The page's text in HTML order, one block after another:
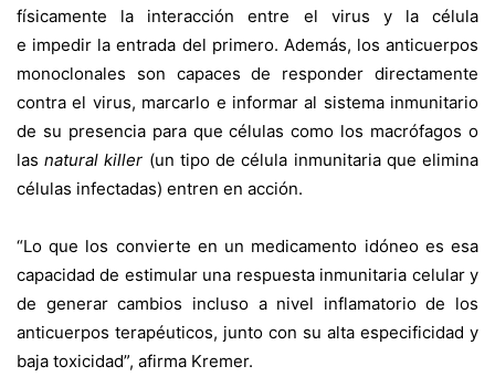
físicamente la interacción entre el virus y la célula
e impedir la entrada del primero. Además, los anticuerpos
monoclonales son capaces de responder directamente
contra el virus, marcarlo e informar al sistema inmunitario
de su presencia para que células como los macrófagos o
las natural killer (un tipo de célula inmunitaria que elimina
células infectadas) entren en acción.
“Lo que los convierte en un medicamento idóneo es esa
capacidad de estimular una respuesta inmunitaria celular y
de generar cambios incluso a nivel inflamatorio de los
anticuerpos terapéuticos, junto con su alta especificidad y
baja toxicidad”, afirma Kremer.